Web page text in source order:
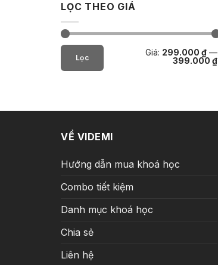
LỌC THEO GIÁ
Giá
thiểu
Giá
Lọc
Giá: 299.000 ₫—
399.000 ₫
VỀ VIDEMI
Hướng dẫn mua khoá học
Combo tiết kiệm
Danh mục khoá học
Chia sẻ
Liên hệ